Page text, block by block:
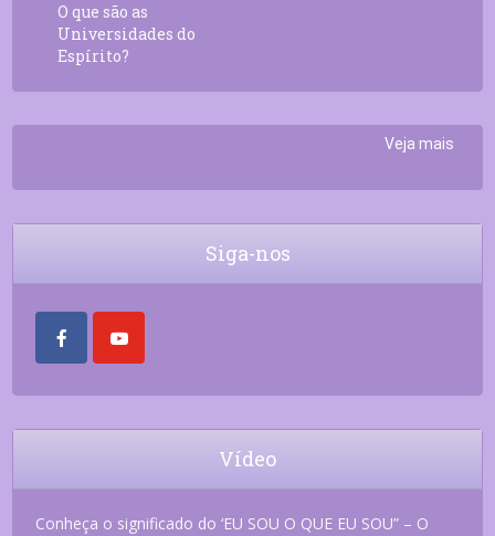
O que são as
Universidades do
Espírito?
Veja mais
Siga-nos
Vídeo
Conheça o significado do ‘EU SOU O QUE EU SOU” – O